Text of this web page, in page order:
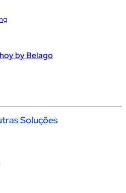
by Belago
Soluções